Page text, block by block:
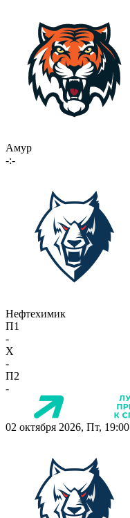
Амур
-:-
Нефтехимик
П1
-
X
-
П2
-
02 октября 2026, Пт, 19:00